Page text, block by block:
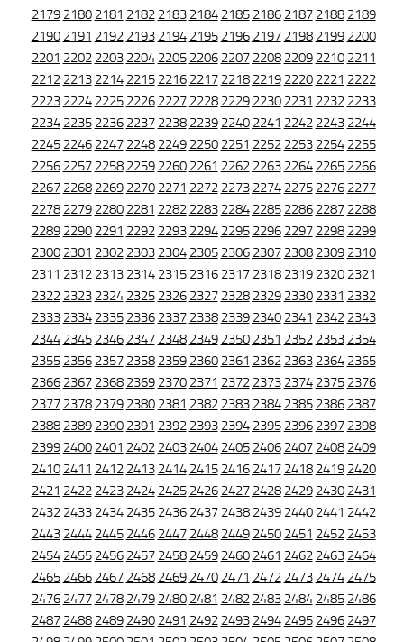
2179 2180 2181 2182 2183 2184 2185 2186 2187 2188 2189
2190 2191 2192 2193 2194 2195 2196 2197 2198 2199 2200
2201 2202 2203 2204 2205 2206 2207 2208 2209 2210 2211
2212 2213 2214 2215 2216 2217 2218 2219 2220 2221 2222
2223 2224 2225 2226 2227 2228 2229 2230 2231 2232 2233
2234 2235 2236 2237 2238 2239 2240 2241 2242 2243 2244
2245 2246 2247 2248 2249 2250 2251 2252 2253 2254 2255
2256 2257 2258 2259 2260 2261 2262 2263 2264 2265 2266
2267 2268 2269 2270 2271 2272 2273 2274 2275 2276 2277
2278 2279 2280 2281 2282 2283 2284 2285 2286 2287 2288
2289 2290 2291 2292 2293 2294 2295 2296 2297 2298 2299
2300 2301 2302 2303 2304 2305 2306 2307 2308 2309 2310
2311 2312 2313 2314 2315 2316 2317 2318 2319 2320 2321
2322 2323 2324 2325 2326 2327 2328 2329 2330 2331 2332
2333 2334 2335 2336 2337 2338 2339 2340 2341 2342 2343
2344 2345 2346 2347 2348 2349 2350 2351 2352 2353 2354
2355 2356 2357 2358 2359 2360 2361 2362 2363 2364 2365
2366 2367 2368 2369 2370 2371 2372 2373 2374 2375 2376
2377 2378 2379 2380 2381 2382 2383 2384 2385 2386 2387
2388 2389 2390 2391 2392 2393 2394 2395 2396 2397 2398
2399 2400 2401 2402 2403 2404 2405 2406 2407 2408 2409
2410 2411 2412 2413 2414 2415 2416 2417 2418 2419 2420
2421 2422 2423 2424 2425 2426 2427 2428 2429 2430 2431
2432 2433 2434 2435 2436 2437 2438 2439 2440 2441 2442
2443 2444 2445 2446 2447 2448 2449 2450 2451 2452 2453
2454 2455 2456 2457 2458 2459 2460 2461 2462 2463 2464
2465 2466 2467 2468 2469 2470 2471 2472 2473 2474 2475
2476 2477 2478 2479 2480 2481 2482 2483 2484 2485 2486
2487 2488 2489 2490 2491 2492 2493 2494 2495 2496 2497